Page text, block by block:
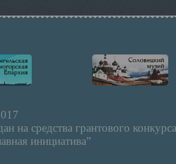
на средства грантового конкурса
инициатива”